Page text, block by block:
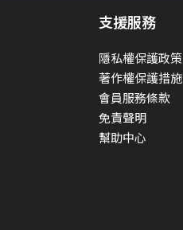
支援服務
隱私權保護政策
著作權保護措施
會員服務條款
免責聲明
幫助中心